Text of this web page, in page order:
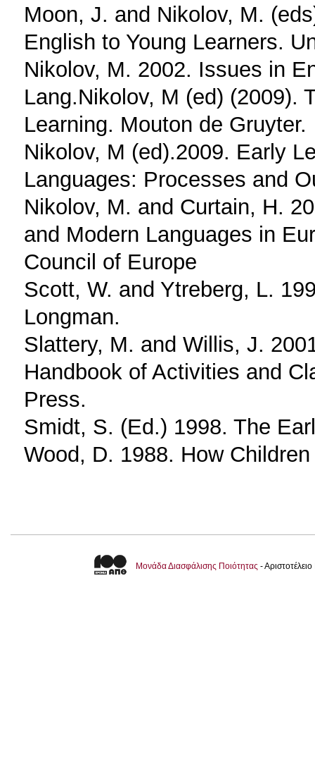
Moon, J. and Nikolov, M.
English to Young Learners.
Nikolov, M. 2002. Issues in
Lang.Nikolov, M (ed) (2009).
Learning. Mouton de Gruyter.
Nikolov, M (ed).2009. Early
Languages: Processes and
Nikolov, M. and Curtain, H.
and Modern Languages in
Council of Europe
Scott, W. and Ytreberg, L.
Longman.
Slattery, M. and Willis, J.
Handbook of Activities and
Press.
Smidt, S. (Ed.) 1998. The
Wood, D. 1988. How
Μονάδα Διασφάλισης Ποιότητας -